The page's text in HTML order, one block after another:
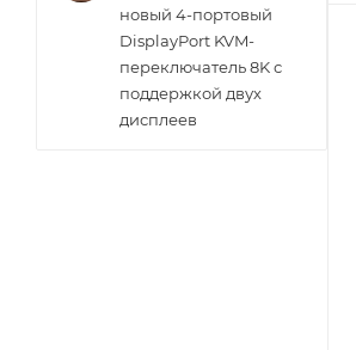
новый 4-портовый
DisplayPort KVM-
переключатель 8K с
поддержкой двух
дисплеев